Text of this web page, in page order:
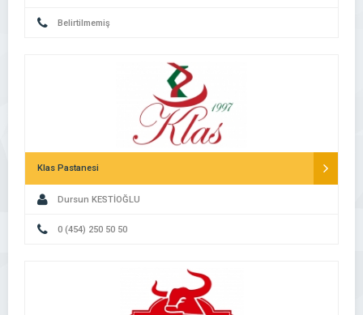
Belirtilmemiş
Klas Pastanesi
Dursun KESTİOĞLU
0 (454) 250 50 50